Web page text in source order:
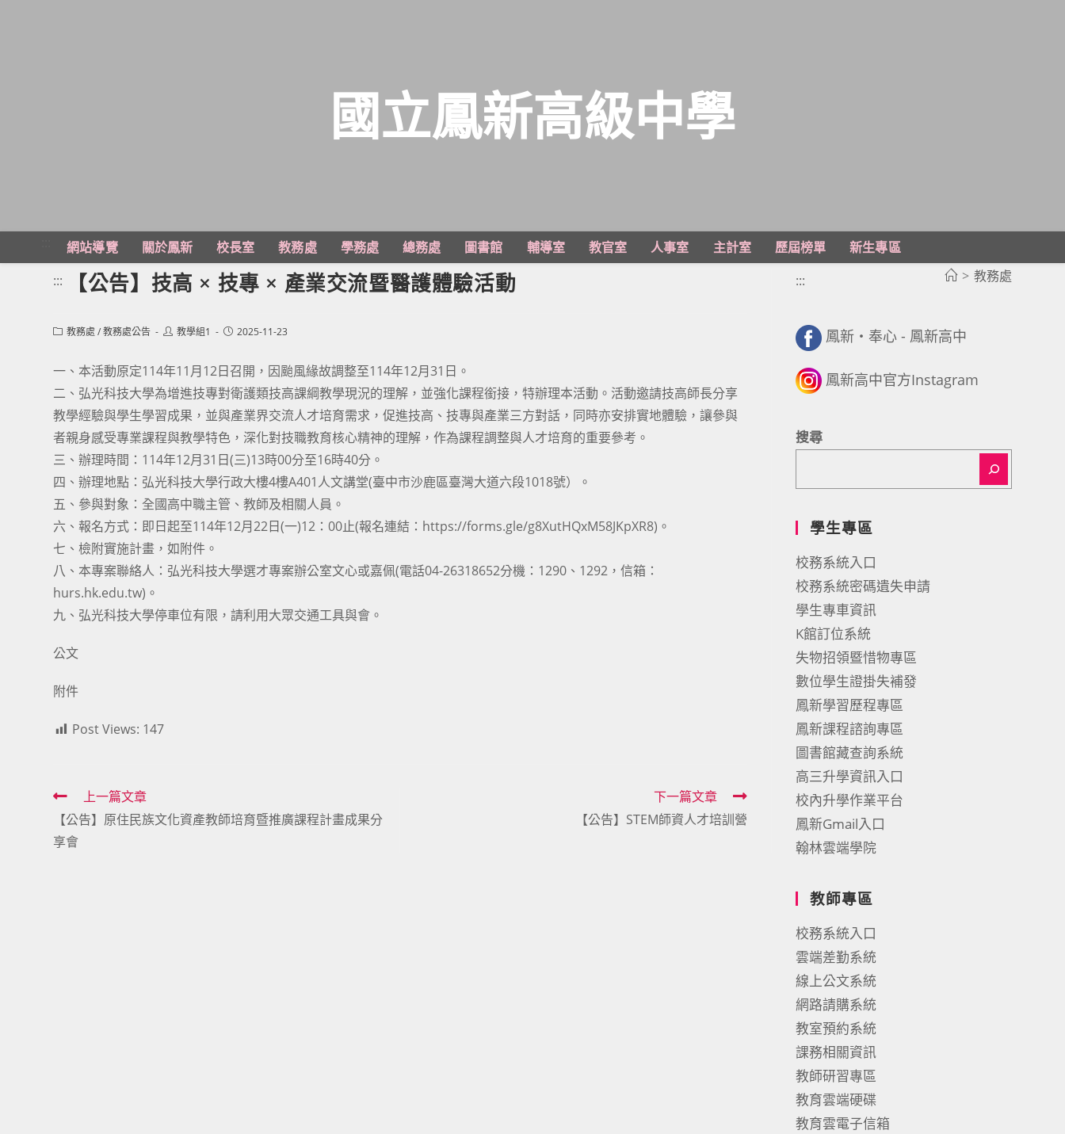
主
國立鳳新高級中學
網站導覽 關於鳳新 校長室 教務處 學務處 總務處 圖書館 輔導室 教官室 人事室 主計室 歷屆榜單
新生專區
> 教務處
::: 【公告】技高 × 技專 × 產業交流暨醫護體驗活動
Post教務處 /教務處公告
Post教學組1
Post2025-11-23
一、本活動原定114年11月12日召開，因颱風緣故調整至114年12月31日。
二、弘光科技大學為增進技專對衛護類技高課綱教學現況的理解，並強化課程銜接，特辦理本活動。活動邀請技高師長分享
教學經驗與學生學習成果，並與產業界交流人才培育需求，促進技高、技專與產業三方對話，同時亦安排實地體驗，讓參與
者親身感受專業課程與教學特色，深化對技職教育核心精神的理解，作為課程調整與人才培育的重要參考。
三、辦理時間：114年12月31日(三)13時00分至16時40分。
四、辦理地點：弘光科技大學行政大樓4樓A401人文講堂(臺中市沙鹿區臺灣大道六段1018號）。
五、參與對象：全國高中職主管、教師及相關人員。
六、報名方式：即日起至114年12月22日(一)12：00止(報名連結：https://forms.gle/g8XutHQxM58JKpXR8)。
七、檢附實施計畫，如附件。
八、本專案聯絡人：弘光科技大學選才專案辦公室文心或嘉佩(電話04-26318652分機：1290、1292，信箱：
hurs.hk.edu.tw)。
九、弘光科技大學停車位有限，請利用大眾交通工具與會。
公文
附件
Post Views: 147
Read
more
articles
上一篇文章
【公告】原住民族文化資產教師培育暨推廣課程計畫成果分
享會
下一篇文章
【公告】STEM師資人才培訓營
:::
鳳新・奉心 - 鳳新高中
鳳新高中官方Instagram
搜尋
學生專區
校務系統入口
校務系統密碼遺失申請
學生專車資訊
K館訂位系統
失物招領暨惜物專區
數位學生證掛失補發
鳳新學習歷程專區
鳳新課程諮詢專區
圖書館藏查詢系統
高三升學資訊入口
校內升學作業平台
鳳新Gmail入口
翰林雲端學院
教師專區
校務系統入口
雲端差勤系統
線上公文系統
網路請購系統
教室預約系統
課務相關資訊
教師研習專區
教育雲端硬碟
教育雲電子信箱